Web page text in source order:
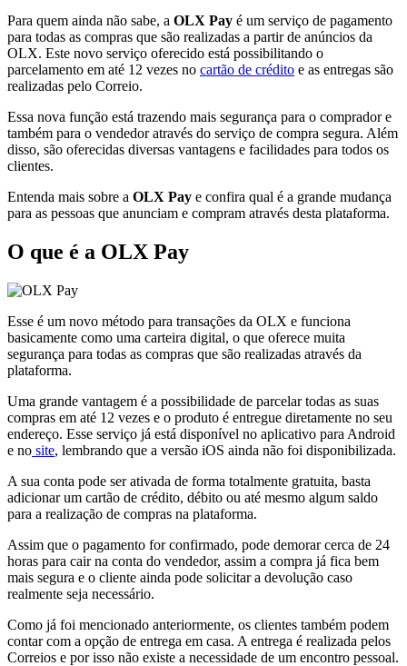
Para quem ainda não sabe, a OLX Pay é um serviço de pagamento
para todas as compras que são realizadas a partir de anúncios da
OLX. Este novo serviço oferecido está possibilitando o
parcelamento em até 12 vezes no cartão de crédito e as entregas são
realizadas pelo Correio.
Essa nova função está trazendo mais segurança para o comprador e
também para o vendedor através do serviço de compra segura. Além
disso, são oferecidas diversas vantagens e facilidades para todos os
clientes.
Entenda mais sobre a OLX Pay e confira qual é a grande mudança
para as pessoas que anunciam e compram através desta plataforma.
O que é a OLX Pay
Esse é um novo método para transações da OLX e funciona
basicamente como uma carteira digital, o que oferece muita
segurança para todas as compras que são realizadas através da
plataforma.
Uma grande vantagem é a possibilidade de parcelar todas as suas
compras em até 12 vezes e o produto é entregue diretamente no seu
endereço. Esse serviço já está disponível no aplicativo para Android
e no site, lembrando que a versão iOS ainda não foi disponibilizada.
A sua conta pode ser ativada de forma totalmente gratuita, basta
adicionar um cartão de crédito, débito ou até mesmo algum saldo
para a realização de compras na plataforma.
Assim que o pagamento for confirmado, pode demorar cerca de 24
horas para cair na conta do vendedor, assim a compra já fica bem
mais segura e o cliente ainda pode solicitar a devolução caso
realmente seja necessário.
Como já foi mencionado anteriormente, os clientes também podem
contar com a opção de entrega em casa. A entrega é realizada pelos
Correios e por isso não existe a necessidade de um encontro pessoal.